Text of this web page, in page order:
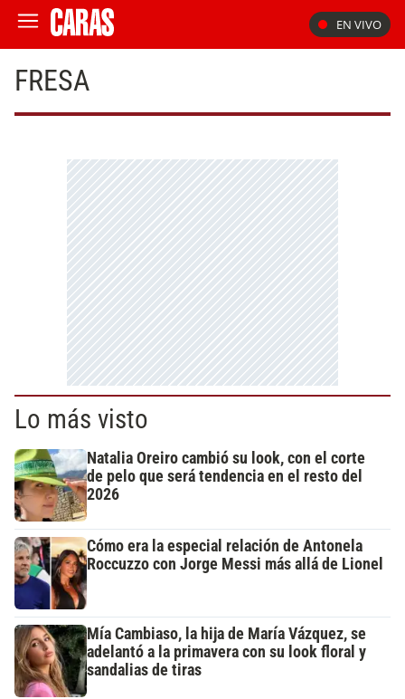
EN VIVO
FRESA
Lo más visto
Natalia Oreiro cambió su look, con el corte
de pelo que será tendencia en el resto del
2026
Cómo era la especial relación de Antonela
Roccuzzo con Jorge Messi más allá de Lionel
Mía Cambiaso, la hija de María Vázquez, se
adelantó a la primavera con su look floral y
sandalias de tiras